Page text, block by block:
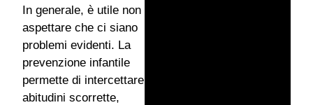
In generale, è utile non
aspettare che ci siano
problemi evidenti. La
prevenzione infantile
permette di intercettare
abitudini scorrette,